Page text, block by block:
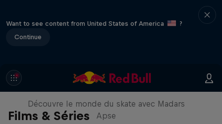
Want to see content from United States of America
?
Continue
Films & Séries
Skate Tales
Découvre le monde du skate avec Madars
Apse